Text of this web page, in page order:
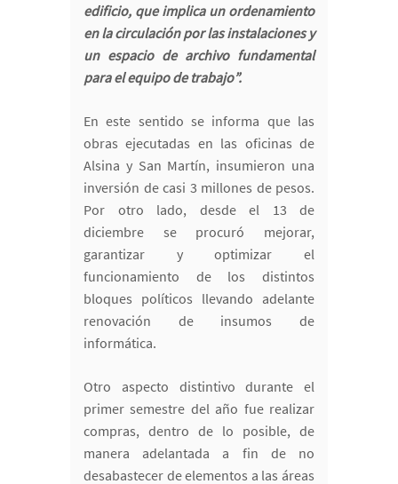
edificio, que implica un ordenamiento
en la circulación por las instalaciones y
un espacio de archivo fundamental
para el equipo de trabajo”.
En este sentido se informa que las
obras ejecutadas en las oficinas de
Alsina y San Martín, insumieron una
inversión de casi 3 millones de pesos.
Por otro lado, desde el 13 de
diciembre se procuró mejorar,
garantizar y optimizar el
funcionamiento de los distintos
bloques políticos llevando adelante
renovación de insumos de
informática.
Otro aspecto distintivo durante el
primer semestre del año fue realizar
compras, dentro de lo posible, de
manera adelantada a fin de no
desabastecer de elementos a las áreas